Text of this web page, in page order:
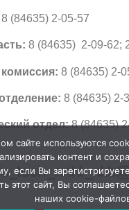
8 (84635) 2-05-57
8 (84635) 2-09-62;
8 (84635) 2-
8 (84635) 2-
отдел:8 (84635)
сайте используются
контент и
если Вы
этот сайт, Вы
наших cookie-